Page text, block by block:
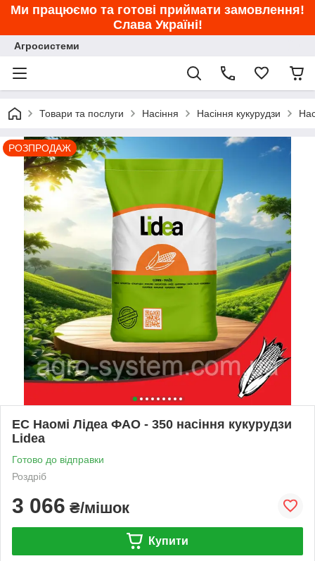
Ми працюємо та готові приймати замовлення!
Слава Україні!
Агросистеми
Товари та послуги Насіння Насіння кукурудзи
РОЗПРОДАЖ
ЕС Наомі Лідеа ФАО - 350 насіння кукурудзи
Lidea
Готово до відправки
Роздріб
3 066 ₴/мішок
Купити